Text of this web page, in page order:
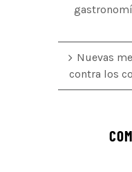
Nuevas
contra los